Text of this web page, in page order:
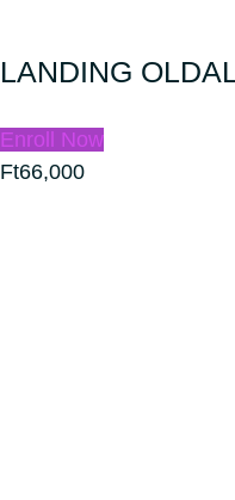
LANDING
Enroll Now
Ft66,000